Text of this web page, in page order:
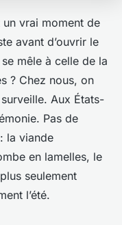
vrai moment de
avant d’ouvrir le
mêle à celle de la
? Chez nous, on
Aux États-
Pas de
la viande
en lamelles, le
seulement
l’été.